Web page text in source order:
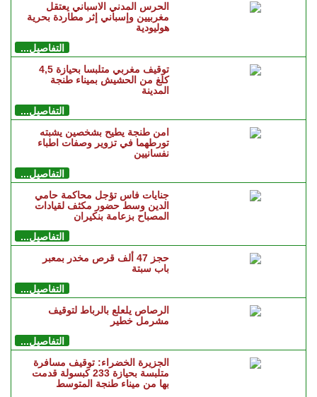
الحرس المدني الاسباني يعتقل
مغربيين وإسباني إثر مطاردة بحرية
هوليودية
التفاصيل...
توقيف مغربي متلبسا بحيازة 4,5
كلغ من الحشيش بميناء طنجة
المدينة
التفاصيل...
امن طنجة يطيح بشخصين يشبته
تورطهما في تزوير وصفات اطباء
نفسانيين
التفاصيل...
جنايات فاس تؤجل محاكمة حامي
الدين وسط حضور مكثف لقيادات
المصباح بزعامة بنكيران
التفاصيل...
حجز 47 ألف قرص مخدر بمعبر
باب سبتة
التفاصيل...
الرصاص يلعلع بالرباط لتوقيف
مشرمل خطير
التفاصيل...
الجزيرة الخضراء: توقيف مسافرة
متلبسة بحيازة 233 كبسولة قدمت
بها من ميناء طنجة المتوسط